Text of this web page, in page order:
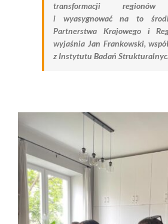
transformacji regionów
i wyasygnować na to
Partnerstwa Krajowego i
wyjaśnia Jan Frankowski,
z Instytutu Badań